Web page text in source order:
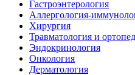
Гастроэнтерология
Аллергология-
Хирургия
Травматология и
Эндокринология
Онкология
Дерматология